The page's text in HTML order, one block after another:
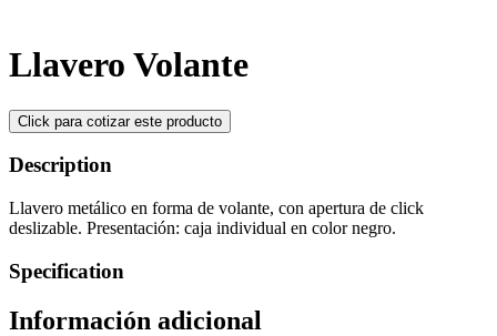
Llavero Volante
Description
Llavero metálico en forma de volante, con apertura de click
deslizable. Presentación: caja individual en color negro.
Specification
Información adicional